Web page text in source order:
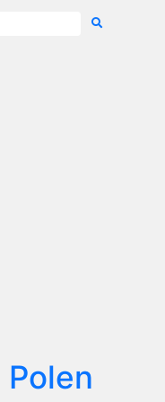
Polen